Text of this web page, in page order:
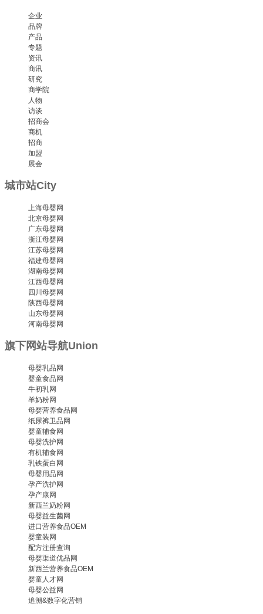
企业
品牌
产品
专题
资讯
商讯
研究
商学院
人物
访谈
招商会
商机
招商
加盟
展会
城市站City
上海母婴网
北京母婴网
广东母婴网
浙江母婴网
江苏母婴网
福建母婴网
湖南母婴网
江西母婴网
四川母婴网
陕西母婴网
山东母婴网
河南母婴网
旗下网站导航Union
母婴乳品网
婴童食品网
牛初乳网
羊奶粉网
母婴营养食品网
纸尿裤卫品网
婴童辅食网
母婴洗护网
有机辅食网
乳铁蛋白网
母婴用品网
孕产洗护网
孕产康网
新西兰奶粉网
母婴益生菌网
进口营养食品OEM
婴童装网
配方注册查询
母婴渠道优品网
新西兰营养食品OEM
婴童人才网
母婴公益网
追溯&数字化营销